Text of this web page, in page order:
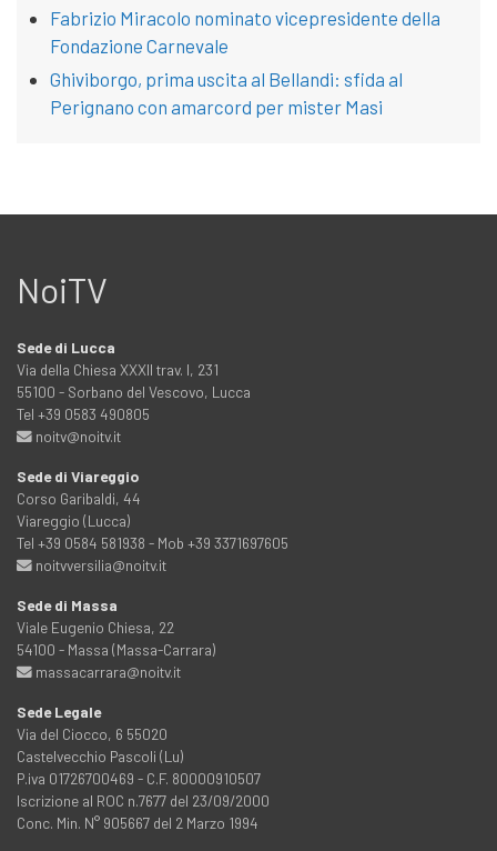
Fabrizio Miracolo nominato vicepresidente della
Fondazione Carnevale
Ghiviborgo, prima uscita al Bellandi: sfida al
Perignano con amarcord per mister Masi
NoiTV
Sede di Lucca
Via della Chiesa XXXII trav. I, 231
55100 - Sorbano del Vescovo, Lucca
Tel +39 0583 490805
noitv@noitv.it
Sede di Viareggio
Corso Garibaldi, 44
Viareggio (Lucca)
Tel +39 0584 581938 - Mob +39 3371697605
noitvversilia@noitv.it
Sede di Massa
Viale Eugenio Chiesa, 22
54100 - Massa (Massa-Carrara)
massacarrara@noitv.it
Sede Legale
Via del Ciocco, 6 55020
Castelvecchio Pascoli (Lu)
P.iva 01726700469 - C.F. 80000910507
Iscrizione al ROC n.7677 del 23/09/2000
Conc. Min. N° 905667 del 2 Marzo 1994